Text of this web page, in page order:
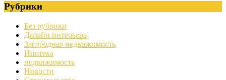
Рубрики
Без рубрики
Дизайн интерьера
Загородная недвижимость
Ипотека
недвижимость
Новости